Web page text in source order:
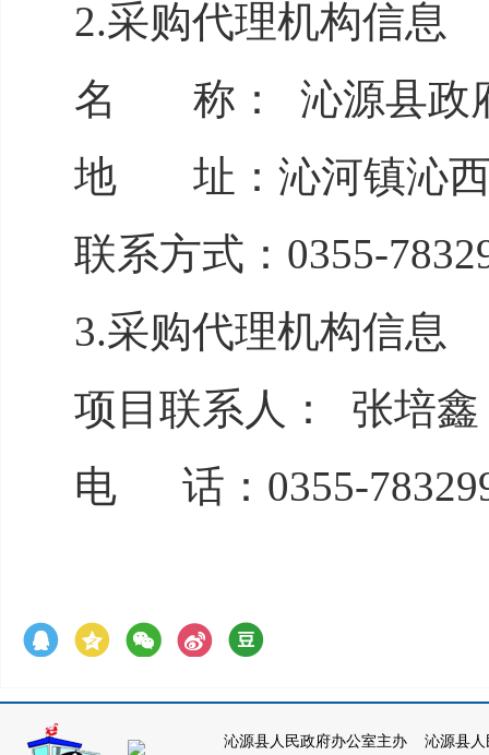
2.采购代理机构
名 称： 沁
地 址：沁
联系方式：
3.采购代理机构信息
项目联系人： 张培鑫
电 话：0355-
沁源县人民政府办公室主办 沁源县